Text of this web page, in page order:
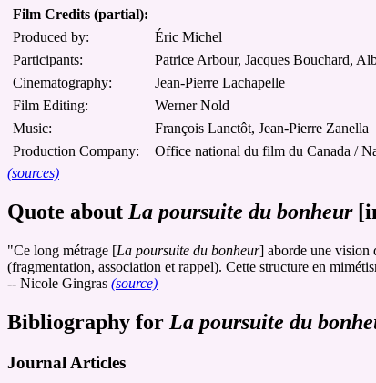
Film Credits (partial):
Produced by:
Éric Michel
Participants:
Patrice Arbour, Jacques Bouchard,
Cinematography:
Jean-Pierre Lachapelle
Film Editing:
Werner Nold
Music:
François Lanctôt, Jean-Pierre Zanella
Production Company:
Office national du film du Canada /
(sources)
Quote about La poursuite du bonheur
"Ce long métrage [La poursuite du bonheur] aborde une vision
(fragmentation, association et rappel). Cette structure en
-- Nicole Gingras (source)
Bibliography for La poursuite du
Journal Articles